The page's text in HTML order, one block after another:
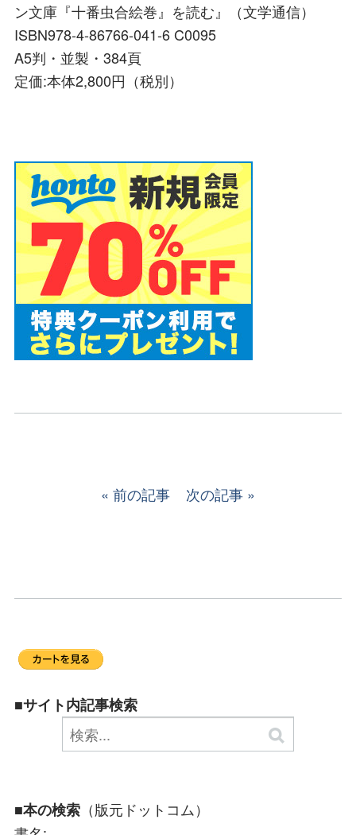
ン文庫『十番虫合絵巻』を読む』（文学通信）
ISBN978-4-86766-041-6 C0095
A5判・並製・384頁
定価:本体2,800円（税別）
前の記事 次の記事
■サイト内記事検索
■本の検索 （版元ドットコム）